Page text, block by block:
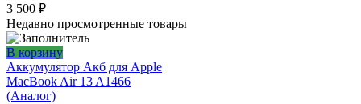
3 500 ₽
Недавно просмотренные товары
В корзину
Аккумулятор Акб для Apple
MacBook Air 13 A1466
(Аналог)